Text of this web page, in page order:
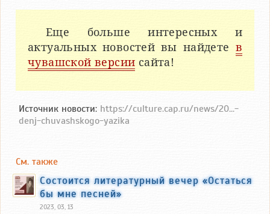
Еще больше интересных и
актуальных новостей вы найдете в
чувашской версии сайта!
Источник новости: https://culture.cap.ru/news/20...-
denj-chuvashskogo-yazika
См. также
Состоится литературный вечер «Остаться
бы мне песней»
2023, 03, 13